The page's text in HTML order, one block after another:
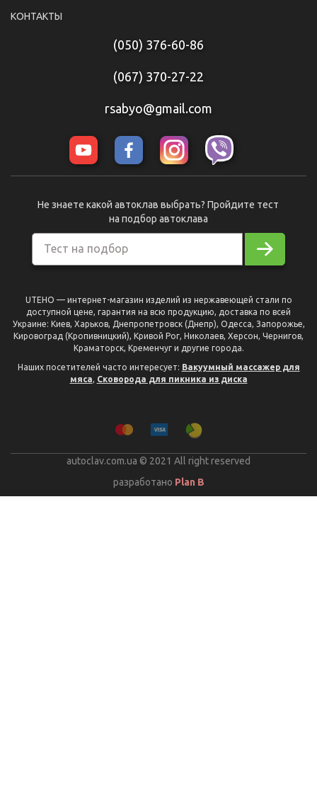
КОНТАКТЫ
(050) 376-60-86
(067) 370-27-22
rsabyo@gmail.com
Тест на подбор
Не знаете какой автоклав выбрать? Пройдите тест
на подбор автоклава
UTEHO — интернет-магазин изделий из нержавеющей стали по
доступной цене, гарантия на всю продукцию, доставка по всей
Украине: Киев, Харьков, Днепропетровск (Днепр), Одесса, Запорожье,
Кировоград (Кропивницкий), Кривой Рог, Николаев, Херсон, Чернигов,
Краматорск, Кременчуг и другие города.
Наших посетителей часто интересует: Вакуумный массажер для
мяса, Сковорода для пикника из диска
autoclav.com.ua © 2021 All right reserved
разработано Plan B